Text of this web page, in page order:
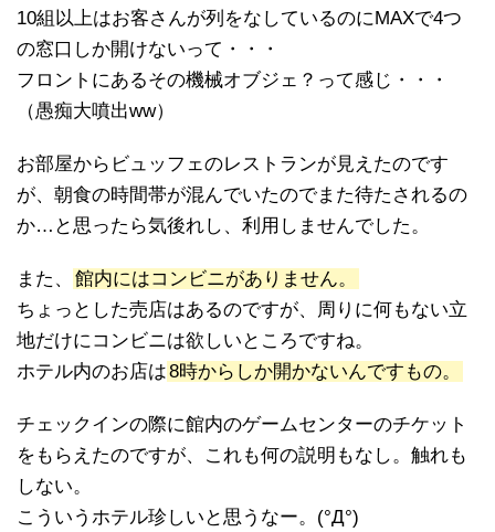
10組以上はお客さんが列をなしているのにMAXで4つ
の窓口しか開けないって・・・
フロントにあるその機械オブジェ？って感じ・・・
（愚痴大噴出ww）
お部屋からビュッフェのレストランが見えたのです
が、朝食の時間帯が混んでいたのでまた待たされるの
か…と思ったら気後れし、利用しませんでした。
また、
館内にはコンビニがありません。
ちょっとした売店はあるのですが、周りに何もない立
地だけにコンビニは欲しいところですね。
ホテル内のお店は8時からしか開かないんですもの。
チェックインの際に館内のゲームセンターのチケット
をもらえたのですが、これも何の説明もなし。触れも
しない。
こういうホテル珍しいと思うなー。(°Д°)